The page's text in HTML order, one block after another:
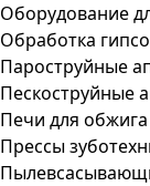
Оборудование
Обработка
Пароструйные
Пескоструйные
Печи для
Прессы